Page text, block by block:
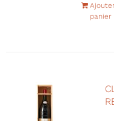
panier